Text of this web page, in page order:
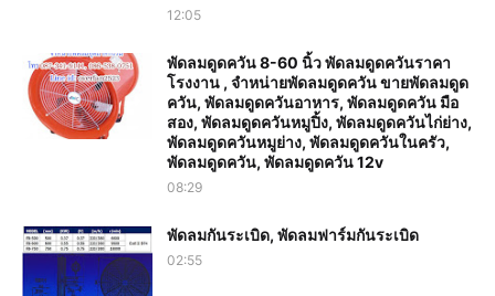
12:05
พัดลมดูดควัน 8-60 นิ้ว พัดลมดูดควันราคา
โรงงาน , จำหน่ายพัดลมดูดควัน ขายพัดลมดูด
ควัน, พัดลมดูดควันอาหาร, พัดลมดูดควัน มือ
สอง, พัดลมดูดควันหมูปิ้ง, พัดลมดูดควันไก่ย่าง,
พัดลมดูดควันหมูย่าง, พัดลมดูดควันในครัว,
พัดลมดูดควัน, พัดลมดูดควัน 12v
08:29
พัดลมกันระเบิด, พัดลมฟาร์มกันระเบิด
02:55